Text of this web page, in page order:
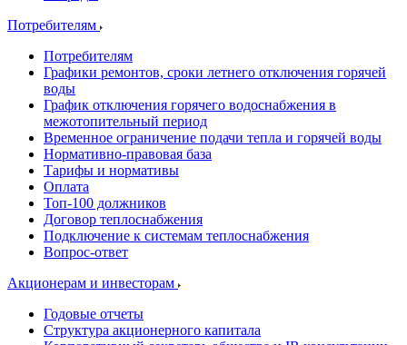
Потребителям
Потребителям
Графики ремонтов, сроки летнего отключения горячей
воды
График отключения горячего водоснабжения в
межотопительный период
Временное ограничение подачи тепла и горячей воды
Нормативно-правовая база
Тарифы и нормативы
Оплата
Топ-100 должников
Договор теплоснабжения
Подключение к системам теплоснабжения
Вопрос-ответ
Акционерам и инвесторам
Годовые отчеты
Структура акционерного капитала